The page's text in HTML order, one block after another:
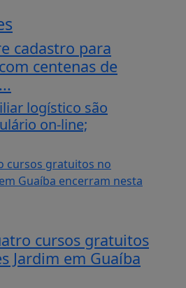
cadastro para
centenas de
logístico são
on-line;
cursos gratuitos
Jardim em Guaíba